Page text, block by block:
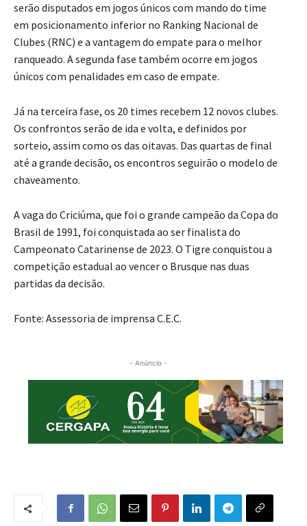
serão disputados em jogos únicos com mando do time
em posicionamento inferior no Ranking Nacional de
Clubes (RNC) e a vantagem do empate para o melhor
ranqueado. A segunda fase também ocorre em jogos
únicos com penalidades em caso de empate.
Já na terceira fase, os 20 times recebem 12 novos clubes.
Os confrontos serão de ida e volta, e definidos por
sorteio, assim como os das oitavas. Das quartas de final
até a grande decisão, os encontros seguirão o modelo de
chaveamento.
A vaga do Criciúma, que foi o grande campeão da Copa do
Brasil de 1991, foi conquistada ao ser finalista do
Campeonato Catarinense de 2023. O Tigre conquistou a
competição estadual ao vencer o Brusque nas duas
partidas da decisão.
Fonte: Assessoria de imprensa C.E.C.
- Anúncio -